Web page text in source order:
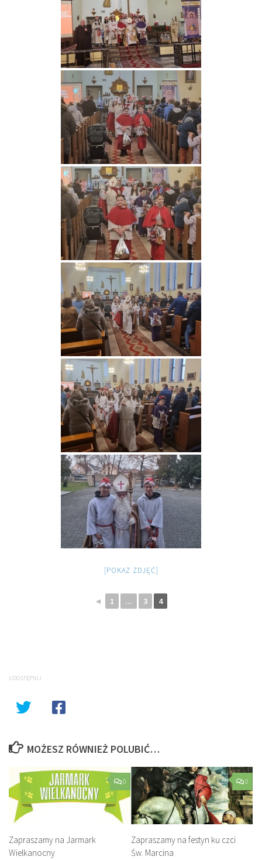
[POKAZ ZDJĘĆ]
◄ 1 ... 3 4
UDOSTĘPNIJ
MOŻESZ RÓWNIEŻ POLUBIĆ…
0
Zapraszamy na Jarmark
Wielkanocny
0
Zapraszamy na festyn ku czci
Św. Marcina